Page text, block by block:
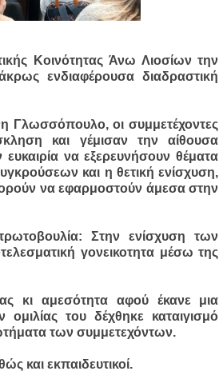
Κοινότητας Άνω Λιοσίων την
ενδιαφέρουσα διαδραστική
Γλωσσόπουλο, οι συμμετέχοντες
και γέμισαν την αίθουσα
να εξερευνήσουν θέματα
και η θετική ενίσχυση,
να εφαρμοστούν άμεσα στην
Στην ενίσχυση των
γονεικοτητα μέσω της
κι αμεσότητα αφού έκανε μια
του δέχθηκε καταιγισμό
των συμμετεχόντων.
και εκπαιδευτικοί.